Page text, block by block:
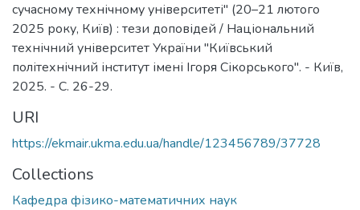
сучасному технічному університеті" (20–21 лютого
2025 року, Київ) : тези доповідей / Національний
технічний університет України "Київський
політехнічний інститут імені Ігоря Сікорського". - Київ,
2025. - С. 26-29.
URI
https://ekmair.ukma.edu.ua/handle/123456789/37728
Collections
Кафедра фізико-математичних наук